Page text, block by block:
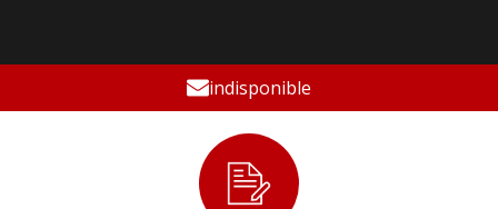
indisponible